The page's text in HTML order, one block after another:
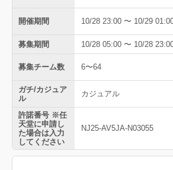
開催期間 10/28 23:00 〜 10/29
募集期間 10/28 05:00 〜 10/28
募集チーム数 6〜64
ガチ/カジュア
ル
カジュアル
許諾番号 ※任
天堂に申請し
た場合は入力
してください
NJ25-AV5JA-N03055